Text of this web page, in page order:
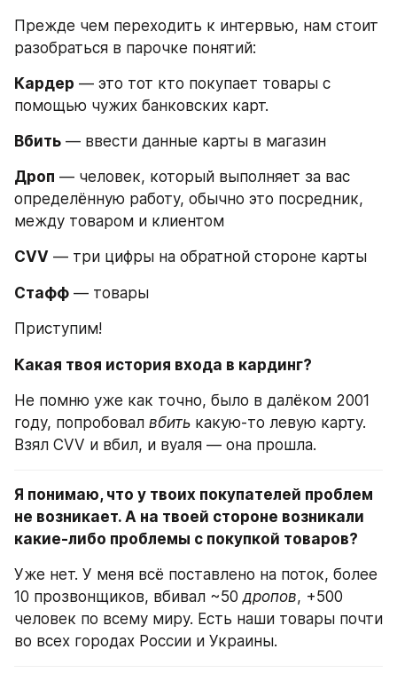
Прежде чем переходить к интервью, нам стоит
разобраться в парочке понятий:
Кардер — это тот кто покупает товары с
помощью чужих банковских карт.
Вбить — ввести данные карты в магазин
Дроп — человек, который выполняет за вас
определённую работу, обычно это посредник,
между товаром и клиентом
CVV — три цифры на обратной стороне карты
Стафф — товары
Приступим!
Какая твоя история входа в кардинг?
Не помню уже как точно, было в далёком 2001
году, попробовал вбить какую-то левую карту.
Взял CVV и вбил, и вуаля — она прошла.
Я понимаю, что у твоих покупателей проблем
не возникает. А на твоей стороне возникали
какие-либо проблемы с покупкой товаров?
Уже нет. У меня всё поставлено на поток, более
10 прозвонщиков, вбивал ~50 дропов, +500
человек по всему миру. Есть наши товары почти
во всех городах России и Украины.